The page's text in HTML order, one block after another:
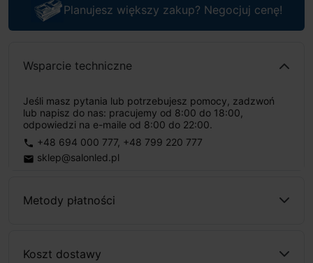
Planujesz większy zakup? Negocjuj cenę!
Wsparcie techniczne
Jeśli masz pytania lub potrzebujesz pomocy, zadzwoń
lub napisz do nas: pracujemy od 8:00 do 18:00,
odpowiedzi na e-maile od 8:00 do 22:00.
phone +48 694 000 777, +48 799 220 777
email sklep@salonled.pl
Metody płatności
Koszt dostawy